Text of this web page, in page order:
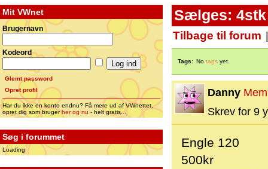
Mit VWnet
Brugernavn
Kodeord
Glemt password
Opret profil
Har du ikke en konto endnu? Få mere ud af VWnettet,
opret dig som brugerher og nu - helt gratis...
Søg i forummet
Loading
Sælges: 4stk
Tilbage til forum
Tags: No tags yet.
Danny
Skrev for 9
Engle 120
500kr